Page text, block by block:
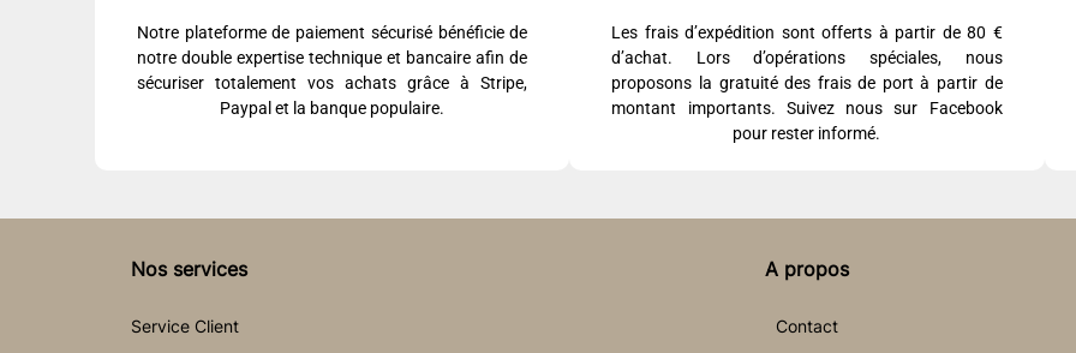
Notre plateforme de paiement sécurisé bénéficie de
notre double expertise technique et bancaire afin de
sécuriser totalement vos achats grâce à Stripe,
Paypal et la banque populaire.
Les frais d’expédition sont offerts à partir de 80 €
d’achat. Lors d’opérations spéciales, nous
proposons la gratuité des frais de port à partir de
montant importants. Suivez nous sur Facebook
pour rester informé.
Nos services
Service Client
A propos
Contact